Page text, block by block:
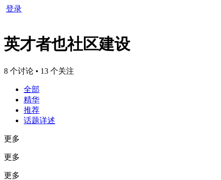
登录
英才者也社区建设
8 个讨论 • 13 个关注
全部
精华
推荐
话题详述
更多
更多
更多